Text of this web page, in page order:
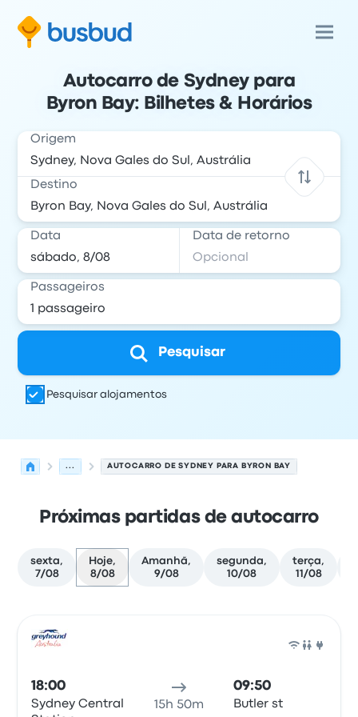
Autocarro de Sydney para
Byron Bay: Bilhetes & Horários
Origem
Destino
Data Data de retorno
Passageiros
Pesquisar
Pesquisar alojamentos
... AUTOCARRO DE SYDNEY PARA BYRON BAY
Próximas partidas de autocarro
sexta,
7/08
Hoje,
8/08
Amanhã,
9/08
segunda,
10/08
terça,
11/08
18:00
Sydney Central
15h 50m
09:50
Butler st